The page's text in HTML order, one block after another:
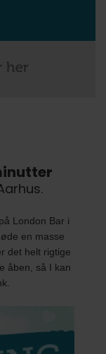
London Bar i
en masse
det helt rigtige
åben, så I kan